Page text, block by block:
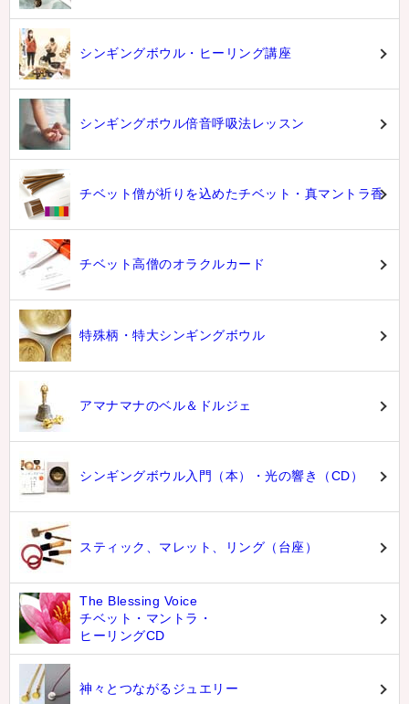
シンギングボウル・ヒーリング講座
シンギングボウル倍音呼吸法レッスン
チベット僧が祈りを込めたチベット・真マントラ香
チベット高僧のオラクルカード
特殊柄・特大シンギングボウル
アマナマナのベル＆ドルジェ
シンギングボウル入門（本）・光の響き（CD）
スティック、マレット、リング（台座）
The Blessing Voice
チベット・マントラ・
ヒーリングCD
神々とつながるジュエリー